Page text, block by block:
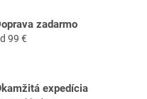
zadarmo
99 €
expedícia